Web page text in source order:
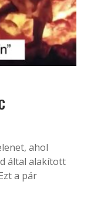
ahol
által alakított
a pár